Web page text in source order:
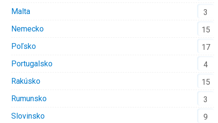
Malta
3
Nemecko
15
Poľsko
17
Portugalsko
4
Rakúsko
15
Rumunsko
3
Slovinsko
9